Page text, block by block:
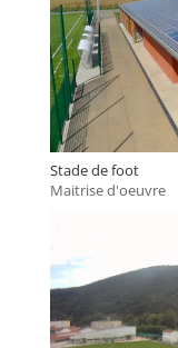
Stade de foot
Maitrise d'oeuvre